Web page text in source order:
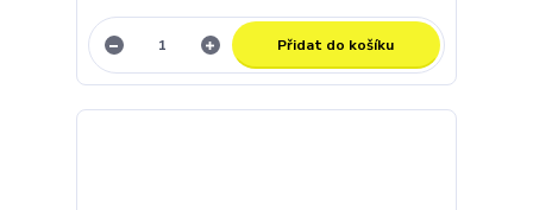
Přidat do košíku